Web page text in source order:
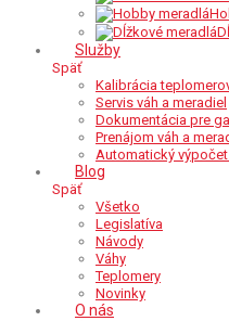
Služby
Späť
Kalibrácia
Servis váh a meradiel
Dokumentácia pre
Prenájom váh a
Automatický
Blog
Späť
Všetko
Legislatíva
Návody
Váhy
Teplomery
Novinky
O nás